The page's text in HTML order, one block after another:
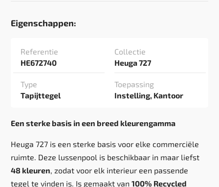
Eigenschappen:
Referentie
HE672740
Collectie
Heuga 727
Type
Tapijttegel
Toepassing
Instelling, Kantoor
Een sterke basis in een breed kleurengamma
Heuga 727 is een sterke basis voor elke commerciële
ruimte. Deze lussenpool is beschikbaar in maar liefst
48 kleuren, zodat voor elk interieur een passende
tegel te vinden is. Is gemaakt van100% Recycled